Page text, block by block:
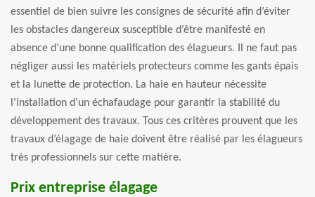
essentiel de bien suivre les consignes de sécurité afin d’éviter
les obstacles dangereux susceptible d’être manifesté en
absence d’une bonne qualification des élagueurs. Il ne faut pas
négliger aussi les matériels protecteurs comme les gants épais
et la lunette de protection. La haie en hauteur nécessite
l’installation d’un échafaudage pour garantir la stabilité du
développement des travaux. Tous ces critères prouvent que les
travaux d’élagage de haie doivent être réalisé par les élagueurs
très professionnels sur cette matière.
Prix entreprise élagage